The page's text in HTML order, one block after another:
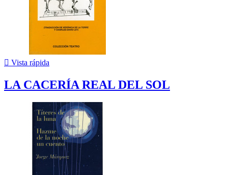
 Vista rápida
LA CACERÍA REAL DEL SOL